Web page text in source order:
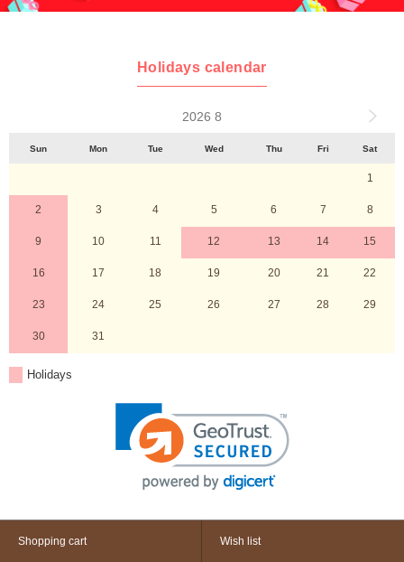
Holidays calendar
2026 8
Sun Mon Tue Wed Thu Fri Sat
1
2 3 4 5 6 7 8
9 10 11 12 13 14 15
16 17 18 19 20 21 22
23 24 25 26 27 28 29
30 31
Holidays
Shopping cart Wish list